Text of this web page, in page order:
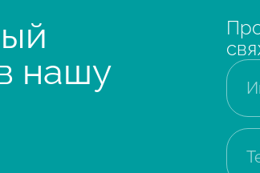
нашу